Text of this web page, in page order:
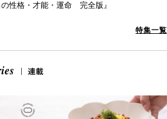
性格・才能・運命 完全版』
特集一覧